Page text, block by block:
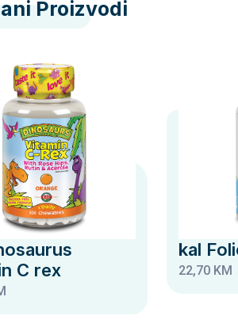
Proizvodi
C rex
kal
22,70 KM